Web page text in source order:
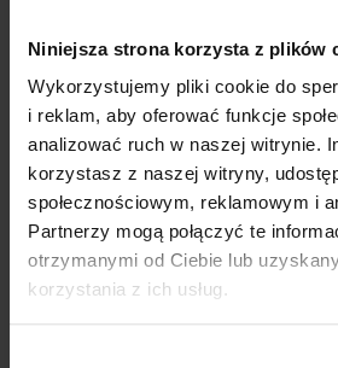
Niniejsza strona korzysta z plików
Wykorzystujemy pliki cookie do
i reklam, aby oferować funkcje
analizować ruch w naszej witrynie.
korzystasz z naszej witryny,
społecznościowym, reklamowym i
Partnerzy mogą połączyć te
otrzymanymi od Ciebie lub
korzystania z ich usług.
Stojak ze stolikiem bocznym
Przeznaczona do grilli elektrycznych
2.7 (22)